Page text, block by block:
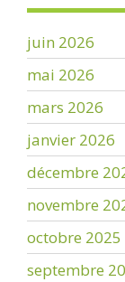
juin 2026
mai 2026
mars 2026
janvier 2026
décembre
novembre
octobre 2025
septembre